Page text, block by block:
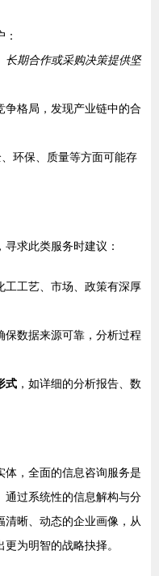
长期合作或采购决策提供坚
争格局，发现产业链中的合
环保、质量等方面可能存
求此类服务时建议：
工工艺、市场、政策有深厚
保数据来源可靠，分析过程
式 ，如详细的分析报告、数
体，全面的信息咨询服务是
通过系统性的信息解构与分
晰、动态的企业画像，从
为明智的战略抉择。